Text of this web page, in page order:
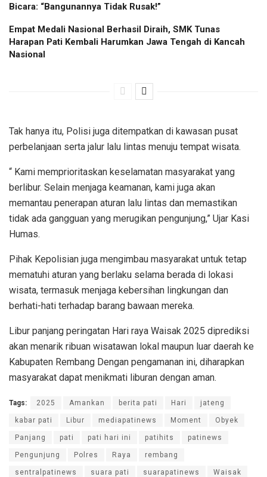
Bicara: “Bangunannya Tidak Rusak!”
Empat Medali Nasional Berhasil Diraih, SMK Tunas
Harapan Pati Kembali Harumkan Jawa Tengah di Kancah
Nasional
Tak hanya itu, Polisi juga ditempatkan di kawasan pusat
perbelanjaan serta jalur lalu lintas menuju tempat wisata.
“ Kami memprioritaskan keselamatan masyarakat yang
berlibur. Selain menjaga keamanan, kami juga akan
memantau penerapan aturan lalu lintas dan memastikan
tidak ada gangguan yang merugikan pengunjung,” Ujar Kasi
Humas.
Pihak Kepolisian juga mengimbau masyarakat untuk tetap
mematuhi aturan yang berlaku selama berada di lokasi
wisata, termasuk menjaga kebersihan lingkungan dan
berhati-hati terhadap barang bawaan mereka.
Libur panjang peringatan Hari raya Waisak 2025 diprediksi
akan menarik ribuan wisatawan lokal maupun luar daerah ke
Kabupaten Rembang Dengan pengamanan ini, diharapkan
masyarakat dapat menikmati liburan dengan aman.
Tags: 2025 Amankan berita pati Hari jateng
kabar pati Libur mediapatinews Moment Obyek
Panjang pati pati hari ini patihits patinews
Pengunjung Polres Raya rembang
sentralpatinews suara pati suarapatinews Waisak